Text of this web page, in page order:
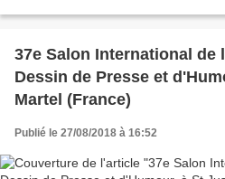
37e Salon International de
Dessin de Presse et
Martel (France)
Publié le 27/08/2018 à 16:52